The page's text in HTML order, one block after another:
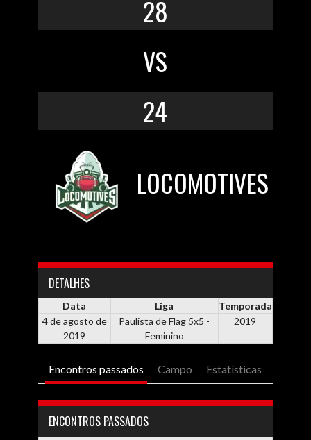
28
VS
24
LOCOMOTIVES
DETALHES
Data Liga
Temporada
4 de agosto de
2019
Paulista de Flag 5x5 -
Feminino
2019
Encontros passados Campo Estatísticas
ENCONTROS PASSADOS